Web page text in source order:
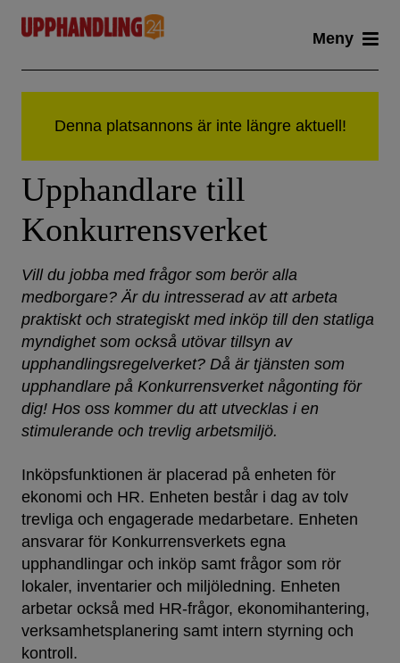
content
Meny
Upphandlare till
Konkurrensverket
Vill du jobba med frågor som berör alla
medborgare? Är du intresserad av att arbeta
praktiskt och strategiskt med inköp till den statliga
myndighet som också utövar tillsyn av
upphandlingsregelverket? Då är tjänsten som
upphandlare på Konkurrensverket någonting för
dig! Hos oss kommer du att utvecklas i en
stimulerande och trevlig arbetsmiljö.
Inköpsfunktionen är placerad på enheten för
ekonomi och HR. Enheten består i dag av tolv
trevliga och engagerade medarbetare. Enheten
ansvarar för Konkurrensverkets egna
upphandlingar och inköp samt frågor som rör
lokaler, inventarier och miljöledning. Enheten
arbetar också med HR-frågor, ekonomihantering,
verksamhetsplanering samt intern styrning och
kontroll.